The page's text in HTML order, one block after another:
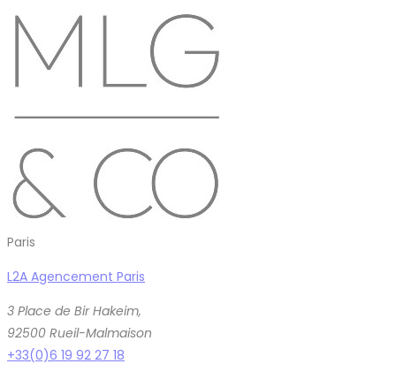
Paris
L2A Agencement Paris
3 Place de Bir Hakeim,
92500 Rueil-Malmaison
+33(0)6 19 92 27 18